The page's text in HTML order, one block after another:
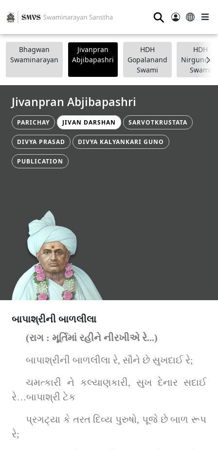
⚲
Bhagwan
Swaminarayan
Jivanpran
Abjibapashri
HDH
Gopalanand
Swami
HDH
Swami
Jivanpran Abjibapashri
PARICHAY JIVAN DARSHAN SARVOTKRUSTATA
DIVYA PRASAD DIVYA KALYANKARI GUNO
PUBLICATION
બાપાશ્રીની બાળલીલા
(રાગ : મૂર્તિમાં રહીને નીરખીએ રે...)
બાપાશ્રીની બાળલીલા રે, સૌને છે સુખદાઈ રે;
ચમત્કારી ને કલ્યાણકારી, સુખ દેનાર સદાઈ
રે…બાપાશ્રી ટેક
પ્રગટ્યા કે તરત દિવ્ય પુરુષો, પૂજે છે બાળ રૂપ
રે;